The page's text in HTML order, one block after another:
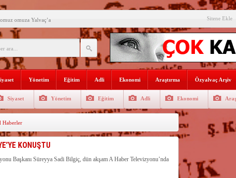
omuza Yalvaç’a
eğitime çözüm bulun
yıkılıyor
Koleksiyonuna
Fırıncı Değil,
ziyaret
Sitene Ekle
Yönetim Eğitim Adli Ekonomi Araştırma Özyalvaç Arşiv
Siyaset Yönetim Eğitim Adli Ekonomi
Haberler
KONUŞTU
Başkanı Süreyya Sadi Bilgiç, dün akşam A Haber Televizyonu’nda